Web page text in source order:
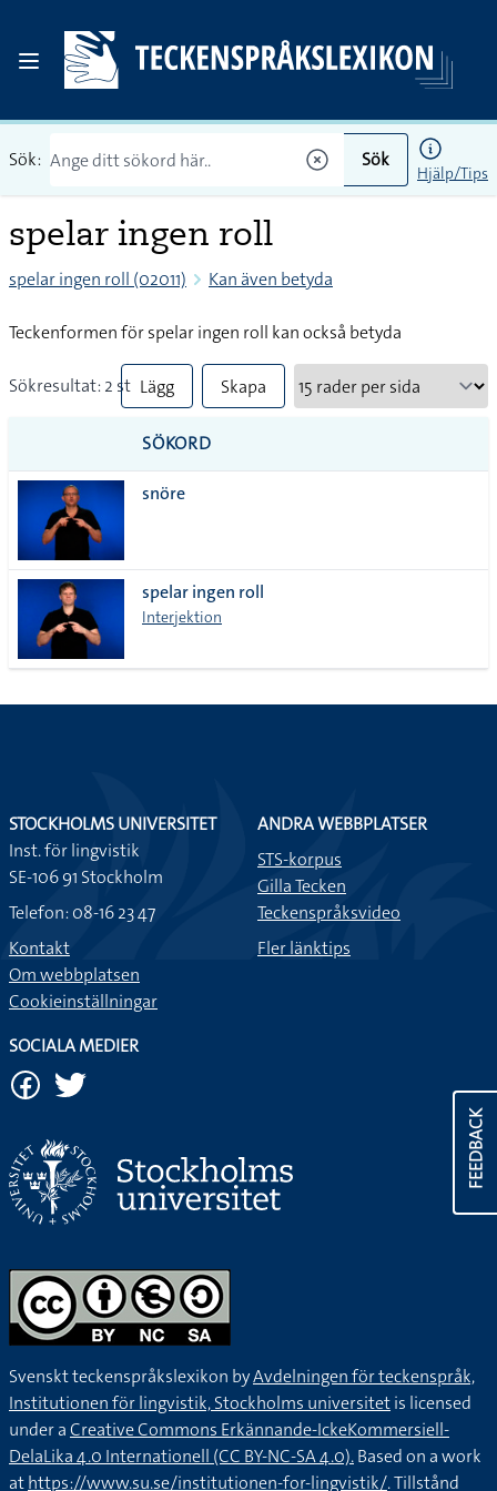
Sök: Sök
Hjälp/Tips
spelar ingen roll
spelar ingen roll (02011) Kan även betyda
Teckenformen för spelar ingen roll kan också betyda
Sökresultat: 2 st Lägg
till
alla i
Skapa
SÖKORD
snöre
spelar ingen roll
Interjektion
FEEDBACK
STOCKHOLMS UNIVERSITET
Inst. för lingvistik
SE-106 91 Stockholm
Telefon: 08-16 23 47
Kontakt
Om webbplatsen
Cookieinställningar
ANDRA WEBBPLATSER
STS-korpus
Gilla Tecken
Teckenspråksvideo
Fler länktips
SOCIALA MEDIER
Svenskt teckenspråkslexikon byAvdelningen för teckenspråk,
Institutionen för lingvistik, Stockholms universitetis licensed
under aCreative Commons Erkännande-IckeKommersiell-
DelaLika 4.0 Internationell (CC BY-NC-SA 4.0).Based on a work
athttps://www.su.se/institutionen-for-lingvistik/. Tillstånd